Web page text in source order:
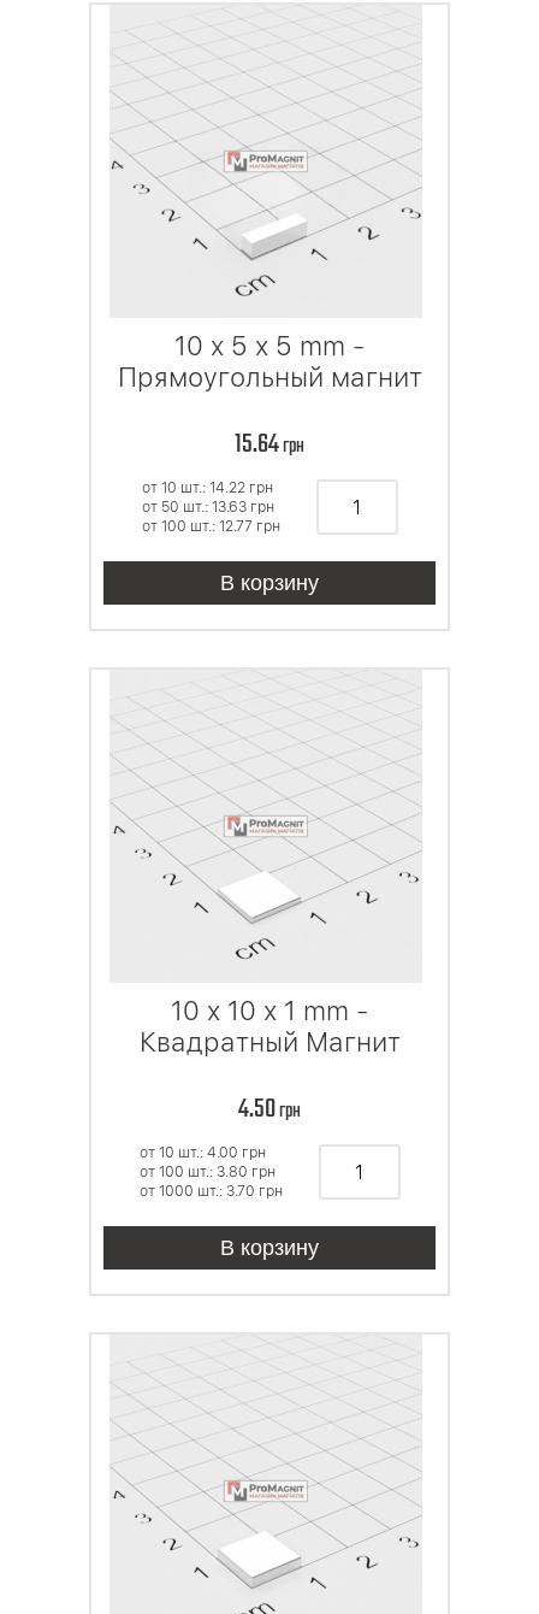
10 x 5 x 5 mm -
Прямоугольный магнит
15.64грн
от 10 шт.: 14.22 грн
от 50 шт.: 13.63 грн
от 100 шт.: 12.77 грн
В корзину
10 x 10 x 1 mm -
Квадратный Магнит
4.50грн
от 10 шт.: 4.00 грн
от 100 шт.: 3.80 грн
от 1000 шт.: 3.70 грн
В корзину